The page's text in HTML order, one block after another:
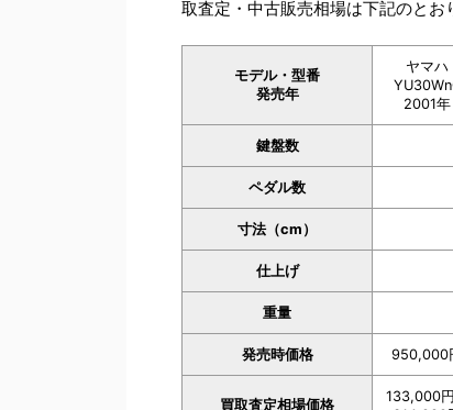
取査定・中古販売相場は下記のとお
モデル・型番
発売年
ヤマハ
2001年
鍵盤数
ペダル数
寸法（cm）
仕上げ
重量
発売時価格 950,000
買取査定相場価格
133,000